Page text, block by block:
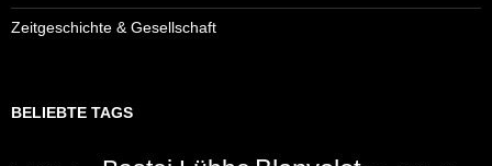
Zeitgeschichte & Gesellschaft
BELIEBTE TAGS